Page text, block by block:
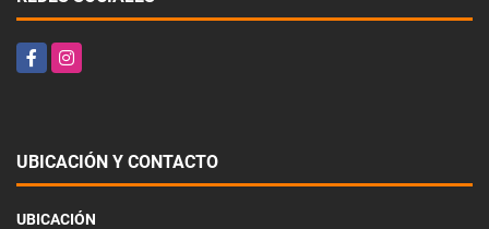
FacebookInstagram
UBICACIÓN Y CONTACTO
UBICACIÓN